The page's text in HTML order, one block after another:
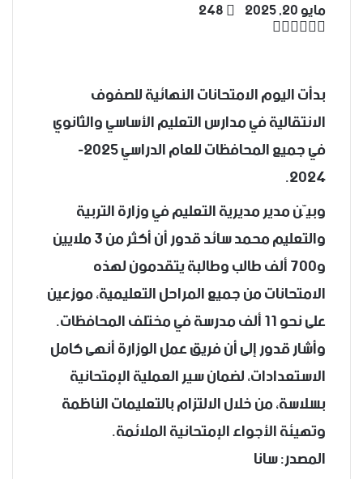
مايو 20, 2025 248فيسبوك
‫X
لينكدإن
واتساب
تيلقرام
بدأت اليوم الامتحانات النهائية للصفوف
الانتقالية في مدارس التعليم الأساسي والثانوي
في جميع المحافظات للعام الدراسي 2025-
2024.
وبيّن مدير مديرية التعليم في وزارة التربية
والتعليم محمد سائد قدور أن أكثر من 3 ملايين
و700 ألف طالب وطالبة يتقدمون لهذه
الامتحانات من جميع المراحل التعليمية، موزعين
على نحو 11 ألف مدرسة في مختلف المحافظات.
وأشار قدور إلى أن فريق عمل الوزارة أنهى كامل
الاستعدادات، لضمان سير العملية الإمتحانية
بسلاسة، من خلال الالتزام بالتعليمات الناظمة
وتهيئة الأجواء الإمتحانية الملائمة.
المصدر: سانا